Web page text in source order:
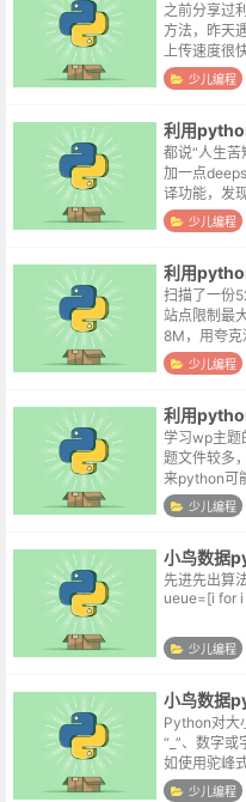
之前分享过
方法，昨天
上传速度很
计32M，而
了。于是在
少儿编程
利用
都说“人生
加一点
译功能，发
面仍旧是中
件...
少儿编程
利用
扫描了一份
站点限制最
8M，用夸克
的大小也超
博主在博客
少儿编程
利用
学习wp主题
题文件较多
来python可
python”嘛
索直接把示
少儿编程
小鸟数据
先进先出算法
少儿编程
小鸟数据
Python对大
“_”、数字
如使用驼峰
数据类型：
少儿编程